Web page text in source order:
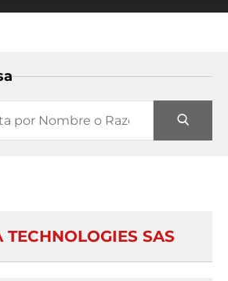
TECHNOLOGIES SAS